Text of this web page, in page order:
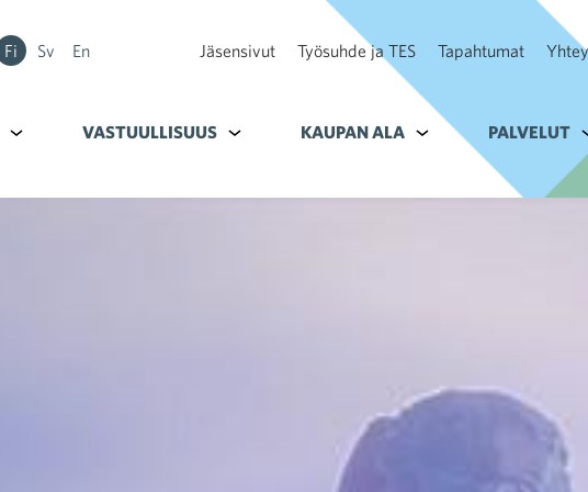
Fi Sv En Jäsensivut Työsuhde ja TES Tapahtumat
Alavalikko kohteelle Tavoitteet
VASTUULLISUUS Alavalikko kohteelle Vastuullisuus
KAUPAN ALA Alavalikko kohteelle
PALVELUT